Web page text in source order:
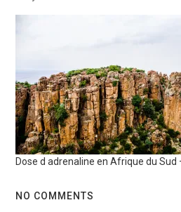
Dose d adrenaline en Afrique du
NO COMMENTS